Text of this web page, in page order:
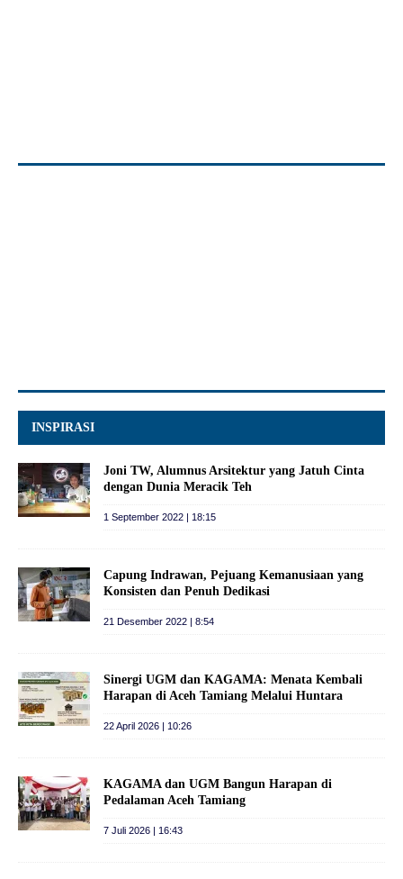
INSPIRASI
Joni TW, Alumnus Arsitektur yang Jatuh Cinta
dengan Dunia Meracik Teh
1 September 2022 | 18:15
Capung Indrawan, Pejuang Kemanusiaan yang
Konsisten dan Penuh Dedikasi
21 Desember 2022 | 8:54
Sinergi UGM dan KAGAMA: Menata Kembali
Harapan di Aceh Tamiang Melalui Huntara
22 April 2026 | 10:26
KAGAMA dan UGM Bangun Harapan di
Pedalaman Aceh Tamiang
7 Juli 2026 | 16:43